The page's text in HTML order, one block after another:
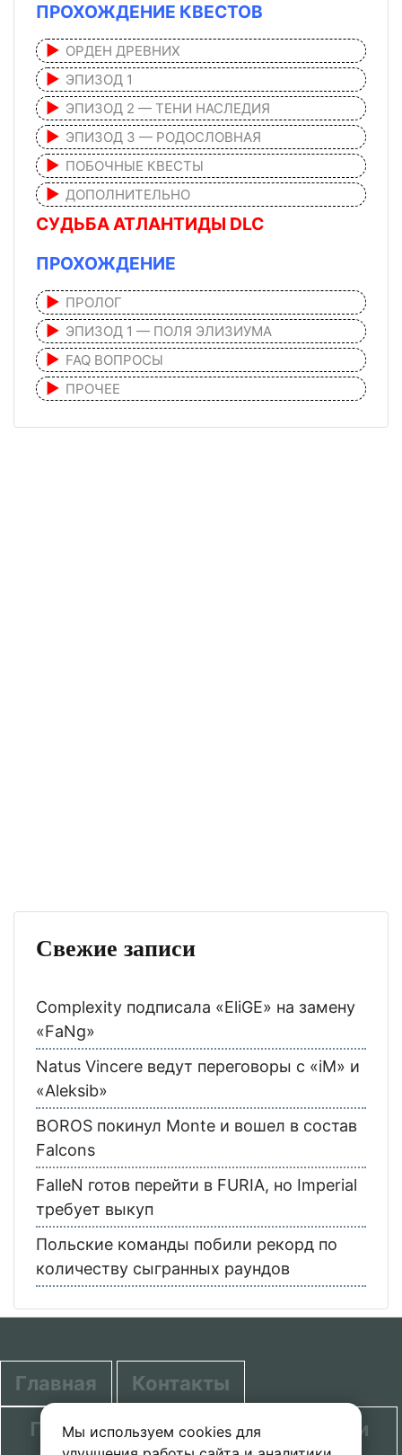
Мы используем cookies для
ПРОХОЖДЕНИЕ КВЕСТОВ
ОРДЕН ДРЕВНИХ
ЭПИЗОД 1
ЭПИЗОД 2 — ТЕНИ НАСЛЕДИЯ
ЭПИЗОД 3 — РОДОСЛОВНАЯ
ПОБОЧНЫЕ КВЕСТЫ
ДОПОЛНИТЕЛЬНО
СУДЬБА АТЛАНТИДЫ DLC
ПРОХОЖДЕНИЕ
ПРОЛОГ
ЭПИЗОД 1 — ПОЛЯ ЭЛИЗИУМА
FAQ ВОПРОСЫ
ПРОЧЕЕ
Свежие записи
Complexity подписала «EliGE» на замену
«FaNg»
Natus Vincere ведут переговоры с «iM» и
«Aleksib»
BOROS покинул Monte и вошел в состав
Falcons
FalleN готов перейти в FURIA, но Imperial
требует выкуп
Польские команды побили рекорд по
количеству сыгранных раундов
Главная
Контакты
Политика в отношении обработки